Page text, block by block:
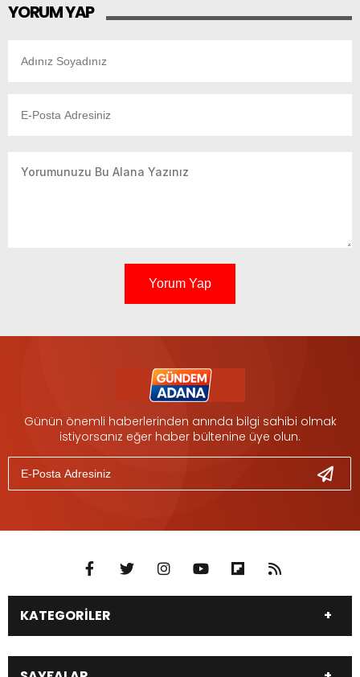
YORUM YAP
Yorum Yap
Günün önemli haberlerinden anında bilgi sahibi olmak
istiyorsanız eğer haber bültenine üye olun.
KATEGORİLER
DÜNYA
SİYASET